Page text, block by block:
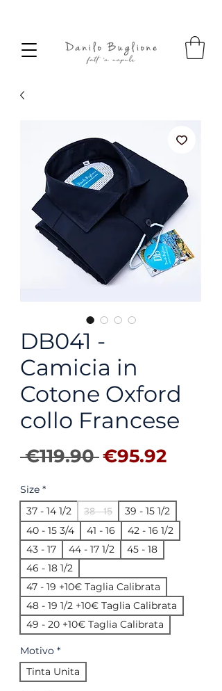
DB041 -
Camicia in
Cotone Oxford
collo Francese
€119.90 Regular Price
€95.92Sale
Size *
37 - 14 1/2
38 - 15
39 - 15 1/2
40 - 15 3/4
41 - 16
42 - 16 1/2
43 - 17
44 - 17 1/2
45 - 18
46 - 18 1/2
47 - 19 +10€ Taglia Calibrata
48 - 19 1/2 +10€ Taglia Calibrata
49 - 20 +10€ Taglia Calibrata
Motivo *
Tinta Unita